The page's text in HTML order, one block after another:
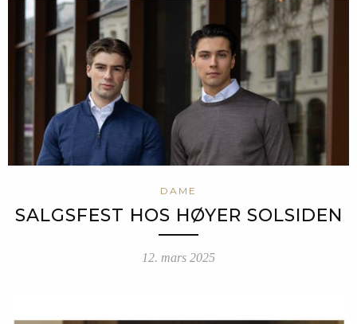
DAME
SALGSFEST HOS HØYER SOLSIDEN
12. mars 2025